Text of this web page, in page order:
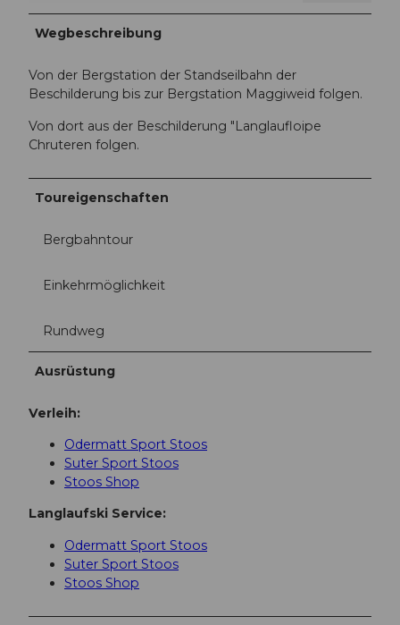
Wegbeschreibung
Von der Bergstation der Standseilbahn der
Beschilderung bis zur Bergstation Maggiweid folgen.
Von dort aus der Beschilderung "Langlaufloipe
Chruteren folgen.
Toureigenschaften
Bergbahntour
Einkehrmöglichkeit
Rundweg
Ausrüstung
Verleih:
Odermatt Sport Stoos
Suter Sport Stoos
Stoos Shop
Langlaufski Service:
Odermatt Sport Stoos
Suter Sport Stoos
Stoos Shop